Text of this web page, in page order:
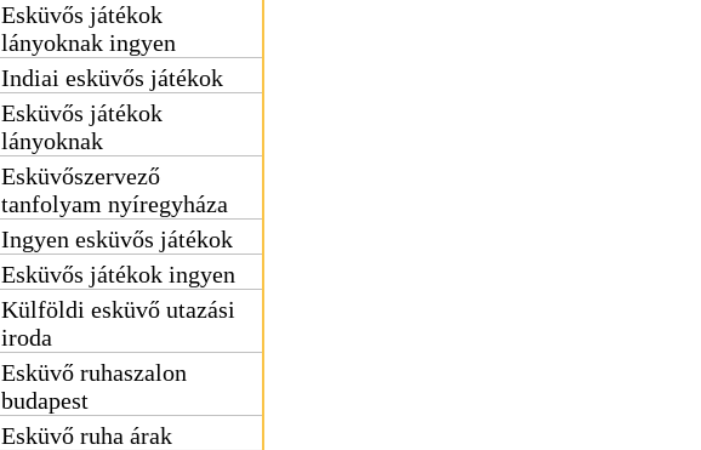
Esküvős játékok
lányoknak ingyen
Indiai esküvős játékok
Esküvős játékok
lányoknak
Esküvőszervező
tanfolyam nyíregyháza
Ingyen esküvős játékok
Esküvős játékok ingyen
Külföldi esküvő utazási
iroda
Esküvő ruhaszalon
budapest
Esküvő ruha árak